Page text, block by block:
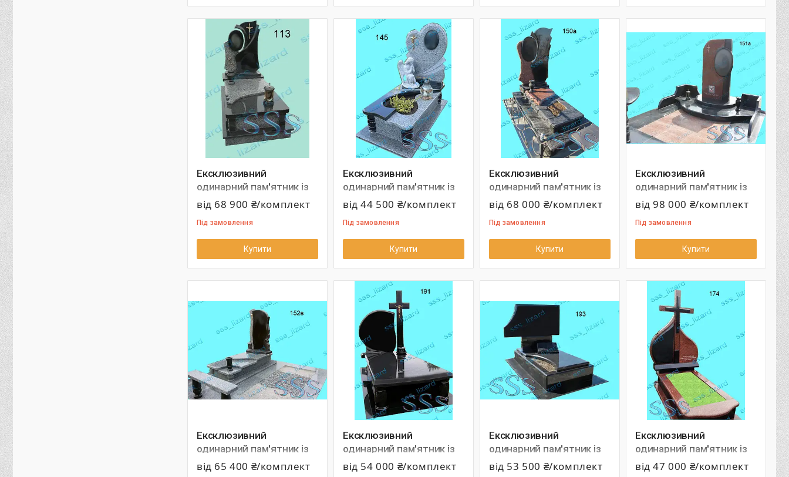
Ексклюзивний
одинарний пам'ятник із
граніту арт.113
від 68 900 ₴/комплект
Під замовлення
Купити
Ексклюзивний
одинарний пам'ятник із
граніту арт.145
від 44 500 ₴/комплект
Під замовлення
Купити
Ексклюзивний
одинарний пам'ятник із
граніту арт.150а
від 68 000 ₴/комплект
Під замовлення
Купити
Ексклюзивний
одинарний пам'ятник із
граніту арт.151а
від 98 000 ₴/комплект
Під замовлення
Купити
Ексклюзивний
одинарний пам'ятник із
граніту арт.152в
від 65 400 ₴/комплект
Ексклюзивний
одинарний пам'ятник із
граніту арт.191
від 54 000 ₴/комплект
Ексклюзивний
одинарний пам'ятник із
граніту арт.193
від 53 500 ₴/комплект
Ексклюзивний
одинарний пам'ятник із
граніту арт.174
від 47 000 ₴/комплект